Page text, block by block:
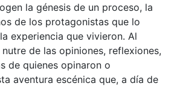
la génesis de un proceso, la
de los protagonistas que lo
experiencia que vivieron. Al
de las opiniones, reflexiones,
de quienes opinaron o
aventura escénica que, a día de